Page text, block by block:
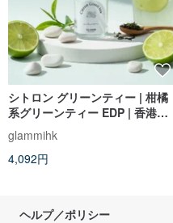
シトロン グリーンティー | 柑橘
系グリーンティー EDP | 香港ブ
ランド
glammihk
4,092円
ヘルプ／ポリシー